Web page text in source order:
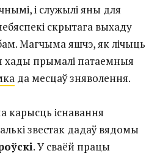
і служылі яны для
скрытага выхаду
Магчыма яшчэ, як лічыць
хады прымалі патаемныя
да месцаў зняволення.
карысць існавання
звестак дадаў вядомы
. У сваёй працы